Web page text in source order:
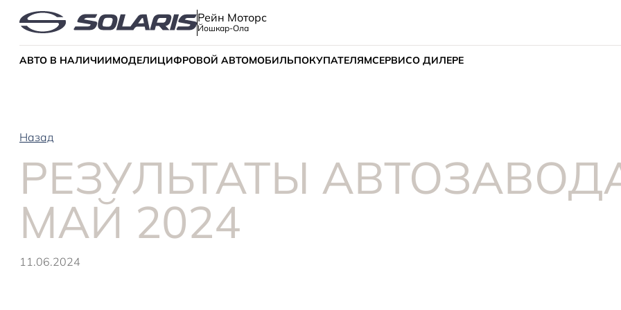
Рейн Моторс
Йошкар-Ола
АВТО В НАЛИЧИИМОДЕЛИЦИФРОВОЙ АВТОМОБИЛЬПОКУПАТЕЛЯМСЕРВИСО ДИЛЕРЕ
Назад
РЕЗУЛЬТАТЫ
МАЙ 2024
11.06.2024